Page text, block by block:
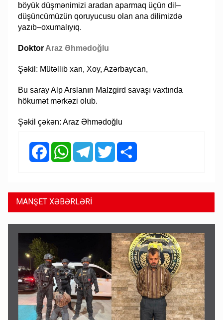
böyük düşmənimizi aradan aparmaq üçün dil–
düşüncümüzün qoruyucusu olan ana dilimizdə
yazıb–oxumalıyıq.
Doktor Araz Əhmədoğlu
Şəkil: Mütəllib xan, Xoy, Azərbaycan,
Bu saray Alp Arslanın Malzgird savaşı vaxtında
hökumət mərkəzi olub.
Şəkil çəkən: Araz Əhmədoğlu
FacebookWhatsAppTelegramTwitter
MANŞET XƏBƏRLƏRİ